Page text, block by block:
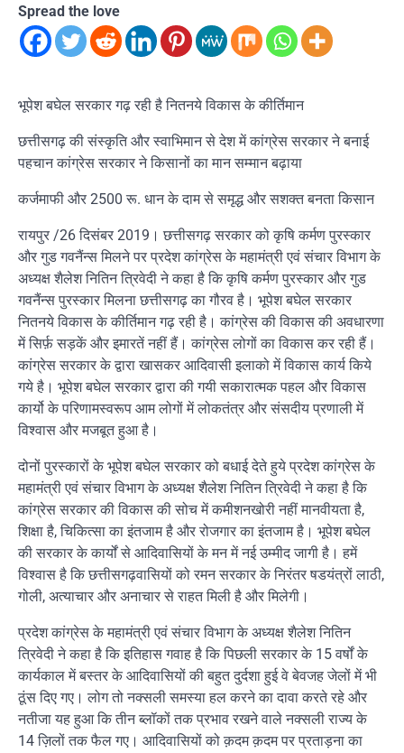
Spread the love
भूपेश बघेल सरकार गढ़ रही है नितनये विकास के कीर्तिमान
छत्तीसगढ़ की संस्कृति और स्वाभिमान से देश में कांग्रेस सरकार ने बनाई
पहचान कांग्रेस सरकार ने किसानों का मान सम्मान बढ़ाया
कर्जमाफी और 2500 रू. धान के दाम से समृद्ध और सशक्त बनता किसान
रायपुर /26 दिसंबर 2019। छत्तीसगढ़ सरकार को कृषि कर्मण पुरस्कार
और गुड गवनैंन्स मिलने पर प्रदेश कांग्रेस के महामंत्री एवं संचार विभाग के
अध्यक्ष शैलेश नितिन त्रिवेदी ने कहा है कि कृषि कर्मण पुरस्कार और गुड
गवनैंन्स पुरस्कार मिलना छत्तीसगढ़ का गौरव है। भूपेश बघेल सरकार
नितनये विकास के कीर्तिमान गढ़ रही है। कांग्रेस की विकास की अवधारणा
में सिर्फ़ सड़कें और इमारतें नहीं हैं। कांग्रेस लोगों का विकास कर रही हैं।
कांग्रेस सरकार के द्वारा खासकर आदिवासी इलाको में विकास कार्य किये
गये है। भूपेश बघेल सरकार द्वारा की गयी सकारात्मक पहल और विकास
कार्यो के परिणामस्वरूप आम लोगों में लोकतंत्र और संसदीय प्रणाली में
विश्वास और मजबूत हुआ है।
दोनों पुरस्कारों के भूपेश बघेल सरकार को बधाई देते हुये प्रदेश कांग्रेस के
महामंत्री एवं संचार विभाग के अध्यक्ष शैलेश नितिन त्रिवेदी ने कहा है कि
कांग्रेस सरकार की विकास की सोच में कमीशनखोरी नहीं मानवीयता है,
शिक्षा है, चिकित्सा का इंतजाम है और रोजगार का इंतजाम है। भूपेश बघेल
की सरकार के कार्यों से आदिवासियों के मन में नई उम्मीद जागी है। हमें
विश्वास है कि छत्तीसगढ़वासियों को रमन सरकार के निरंतर षडयंत्रों लाठी,
गोली, अत्याचार और अनाचार से राहत मिली है और मिलेगी।
प्रदेश कांग्रेस के महामंत्री एवं संचार विभाग के अध्यक्ष शैलेश नितिन
त्रिवेदी ने कहा है कि इतिहास गवाह है कि पिछली सरकार के 15 वर्षों के
कार्यकाल में बस्तर के आदिवासियों की बहुत दुर्दशा हुई वे बेवजह जेलों में भी
ठूंस दिए गए। लोग तो नक्सली समस्या हल करने का दावा करते रहे और
नतीजा यह हुआ कि तीन ब्लॉकों तक प्रभाव रखने वाले नक्सली राज्य के
14 ज़िलों तक फैल गए। आदिवासियों को क़दम क़दम पर प्रताड़ना का